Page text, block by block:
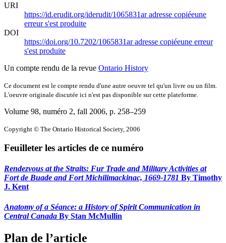
URI
https://id.erudit.org/iderudit/1065831aradresse copiéeune
erreur s'est produite
DOI
https://doi.org/10.7202/1065831aradresse copiéeune erreur
s'est produite
Un compte rendu de la revue Ontario History
Ce document est le compte rendu d'une autre oeuvre tel qu'un livre ou un film.
L'oeuvre originale discutée ici n'est pas disponible sur cette plateforme.
Volume 98, numéro 2, fall 2006, p. 258–259
Copyright © The Ontario Historical Society, 2006
Feuilleter les articles de ce numéro
Rendezvous at the Straits: Fur Trade and Military Activities at
Fort de Buade and Fort Michilimackinac, 1669-1781 By Timothy
J. Kent
Anatomy of a Séance: a History of Spirit Communication in
Central Canada By Stan McMullin
Plan de l’article